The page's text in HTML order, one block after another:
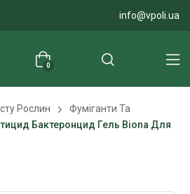
info@vpoli.ua
0
Рослин
Фуміганти Та
Бактеронцид Гель Biona Для